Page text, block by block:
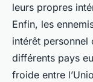
leurs propres
Enfin, les
intérêt personnel
différents pays
froide entre